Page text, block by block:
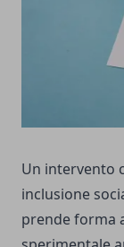
Un intervento
inclusione
prende forma